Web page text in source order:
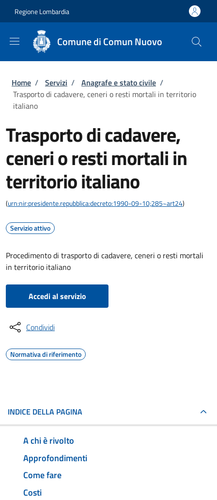
Regione Lombardia
Comune di Comun Nuovo
Briciole di pane
Home / Servizi / Anagrafe e stato civile /
Trasporto di cadavere, ceneri o resti mortali in territorio
italiano
Trasporto di cadavere,
ceneri o resti mortali in
territorio italiano
(urn:nir:presidente.repubblica:decreto:1990-09-10;285~art24)
Servizio attivo
Procedimento di trasporto di cadavere, ceneri o resti mortali
in territorio italiano
Accedi al servizio
Condividi
Normativa di riferimento
INDICE DELLA PAGINA
A chi è rivolto
Approfondimenti
Come fare
Costi